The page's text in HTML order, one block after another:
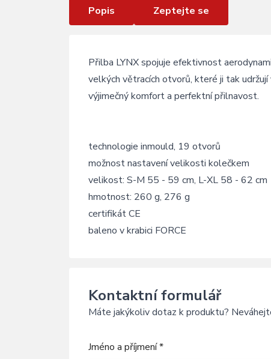
Popis Zeptejte se
Přilba LYNX spojuje efektivnost
velkých větracích otvorů, které ji tak udržují
výjimečný komfort a perfektní přilnavost.
technologie inmould, 19 otvorů
možnost nastavení velikosti kolečkem
velikost: S-M 55 - 59 cm, L-XL 58 - 62 cm
hmotnost: 260 g, 276 g
certifikát CE
baleno v krabici FORCE
Kontaktní formulář
Máte jakýkoliv dotaz k produktu?
Jméno a příjmení *